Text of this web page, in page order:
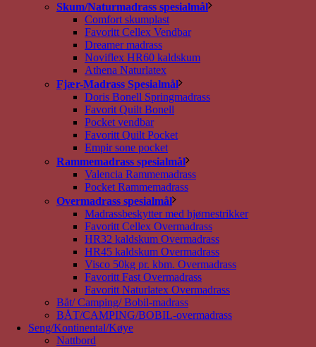
Skum/Naturmadrass spesialmål
Comfort skumplast
Favoritt Cellex Vendbar
Dreamer madrass
Noviflex HR60 kaldskum
Athena Naturlatex
Fjær-Madrass Spesialmål
Doris Bonell Springmadrass
Favorit Quilt Bonell
Pocket vendbar
Favoritt Quilt Pocket
Empir sone pocket
Rammemadrass spesialmål
Valencia Rammemadrass
Pocket Rammemadrass
Overmadrass spesialmål
Madrassbeskytter med hjørnestrikker
Favoritt Cellex Overmadrass
HR32 kaldskum Overmadrass
HR45 kaldskum Overmadrass
Visco 50kg pr. kbm. Overmadrass
Favoritt Fast Overmadrass
Favoritt Naturlatex Overmadrass
Båt/ Camping/ Bobil-madrass
BÅT/CAMPING/BOBIL-overmadrass
Seng/Kontinental/Køye
Nattbord